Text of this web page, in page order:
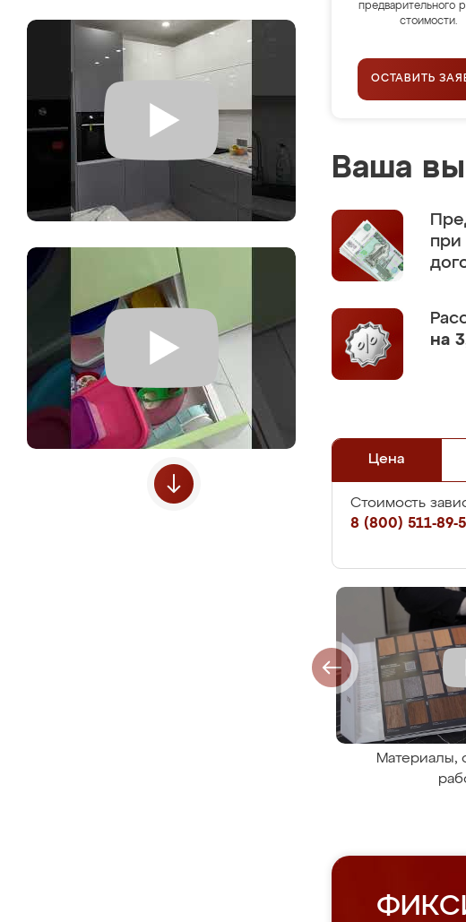
предварительного
стоимости.
ОСТАВИТЬ
Ваша
при
на
Цена
Стоимость
8 (800) 511-89-
Материалы,